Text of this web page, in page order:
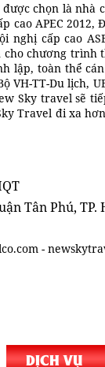
chọn là nhà
APEC
cấp cao
chương
lập, toàn thể
VH-TT-Du lịch,
Sky travel sẽ
Travel đi xa
Tân Phú, TP.
-
DỊCH VỤ